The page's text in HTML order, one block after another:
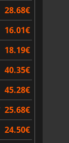
28.68€
16.01€
18.19€
40.35€
45.28€
25.68€
24.50€